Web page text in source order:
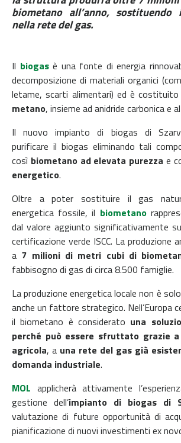
biometano all’anno,
nella rete del gas.
Il biogasè una fonte di energia
decomposizione di materiali organici
letame, scarti alimentari) ed è costituito
metano, insieme ad anidride carbonica e
Il nuovo impianto di biogas di
purificare il biogas eliminando tali
così biometano ad elevata purezza e
energetico.
Oltre a poter sostituire il gas
energetica fossile, il biometano
dal valore aggiunto significativamente
certificazione verde ISCC. La produzione
a 7 milioni di metri cubi di
fabbisogno di gas di circa 8.500 famiglie.
La produzione energetica locale non è
anche un fattore strategico. Nell’Europa
il biometano è considerato una
perché può essere sfruttato grazie
agricola, a una rete del gas già
domanda industriale.
MOL applicherà attivamente
gestione dell’impianto di biogas di
valutazione di future opportunità di
pianificazione di nuovi investimenti ex